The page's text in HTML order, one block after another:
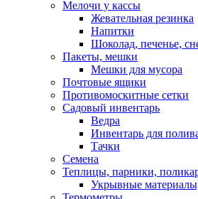
Мелочи у кассы
Жевательная резинка
Напитки
Шоколад, печенье,
Пакеты, мешки
Мешки для мусора
Почтовые ящики
Противомоскитные сетки
Садовый инвентарь
Ведра
Инвентарь для
Тачки
Семена
Теплицы, парники,
Укрывные